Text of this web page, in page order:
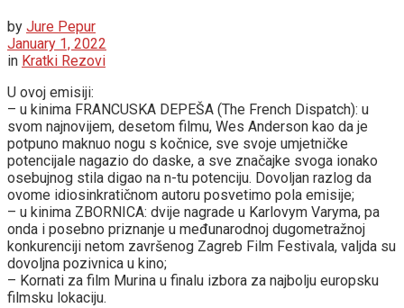
by Jure Pepur
January 1, 2022
in Kratki Rezovi
U ovoj emisiji:
– u kinima FRANCUSKA DEPEŠA (The French Dispatch): u
svom najnovijem, desetom filmu, Wes Anderson kao da je
potpuno maknuo nogu s kočnice, sve svoje umjetničke
potencijale nagazio do daske, a sve značajke svoga ionako
osebujnog stila digao na n-tu potenciju. Dovoljan razlog da
ovome idiosinkratičnom autoru posvetimo pola emisije;
– u kinima ZBORNICA: dvije nagrade u Karlovym Varyma, pa
onda i posebno priznanje u međunarodnoj dugometražnoj
konkurenciji netom završenog Zagreb Film Festivala, valjda su
dovoljna pozivnica u kino;
– Kornati za film Murina u finalu izbora za najbolju europsku
filmsku lokaciju.